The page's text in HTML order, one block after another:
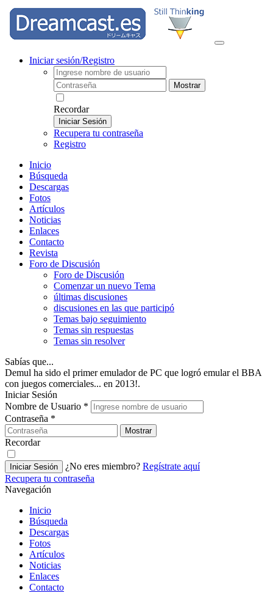
Iniciar sesión/Registro
Mostrar
Recordar
Iniciar Sesión
Recupera tu contraseña
Registro
Inicio
Búsqueda
Descargas
Fotos
Artículos
Noticias
Enlaces
Contacto
Revista
Foro de Discusión
Foro de Discusión
Comenzar un nuevo Tema
últimas discusiones
discusiones en las que participó
Temas bajo seguimiento
Temas sin respuestas
Temas sin resolver
Sabías que...
Demul ha sido el primer emulador de PC que logró emular el BBA
con juegos comerciales... en 2013!.
Iniciar Sesión
Nombre de Usuario *
Contraseña *
Mostrar
Recordar
Iniciar Sesión ¿No eres miembro? Regístrate aquí
Recupera tu contraseña
Navegación
Inicio
Búsqueda
Descargas
Fotos
Artículos
Noticias
Enlaces
Contacto